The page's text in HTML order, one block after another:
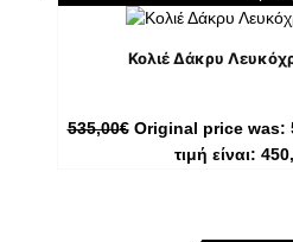
Κολιέ Δάκρυ
535,00€ Original price was:
τιμή είναι: